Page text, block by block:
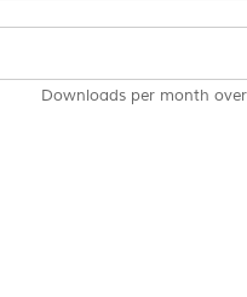
Downloads per month